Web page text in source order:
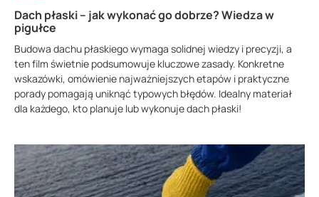
Dach płaski – jak wykonać go dobrze? Wiedza w
pigułce
Budowa dachu płaskiego wymaga solidnej wiedzy i precyzji, a
ten film świetnie podsumowuje kluczowe zasady. Konkretne
wskazówki, omówienie najważniejszych etapów i praktyczne
porady pomagają uniknąć typowych błędów. Idealny materiał
dla każdego, kto planuje lub wykonuje dach płaski!